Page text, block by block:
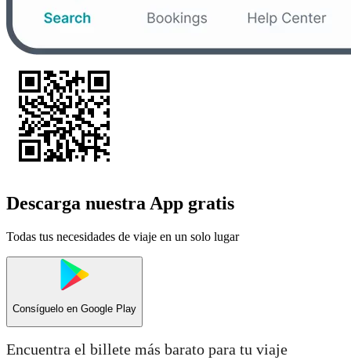
Descarga nuestra App gratis
Todas tus necesidades de viaje en un solo lugar
Consíguelo en Google Play
Encuentra el billete más barato para tu viaje